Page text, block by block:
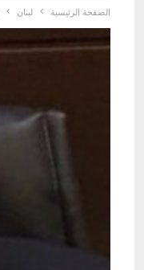
الصفحة الرئيسية لبنان